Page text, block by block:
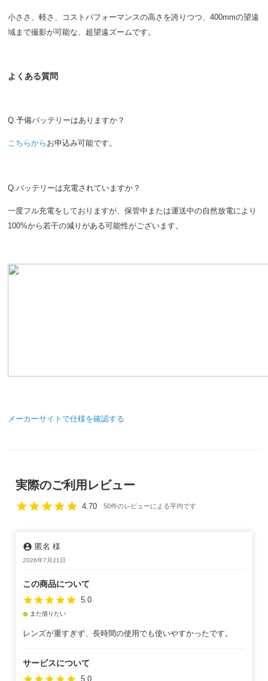
小ささ、軽さ、コストパフォーマンスの高さを誇りつつ、400mmの望遠
域まで撮影が可能な、超望遠ズームです。
よくある質問
Q.予備バッテリーはありますか？
こちらから お申込み可能です。
Q.バッテリーは充電されていますか？
一度フル充電をしておりますが、保管中または運送中の自然放電により
100%から若干の減りがある可能性がございます。
メーカーサイトで仕様を確認する
実際のご利用レビュー
starstarstarstarstar 4.70 50件のレビューによる平均です
account_circle 匿名 様
2026年7月21日
この商品について
star star star star star 5.0
check_circle また借りたい
レンズが重すぎず、長時間の使用でも使いやすかったです。
サービスについて
5.0